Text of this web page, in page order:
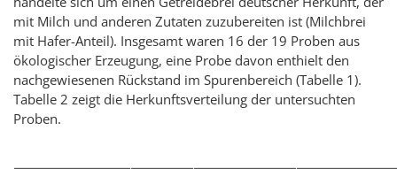
mit Milch und anderen Zutaten zuzubereiten ist (Milchbrei
mit Hafer-Anteil). Insgesamt waren 16 der 19 Proben aus
ökologischer Erzeugung, eine Probe davon enthielt den
nachgewiesenen Rückstand im Spurenbereich (Tabelle 1).
Tabelle 2 zeigt die Herkunftsverteilung der untersuchten
Proben.